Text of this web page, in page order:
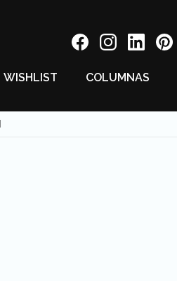
WISHLIST COLUMNAS